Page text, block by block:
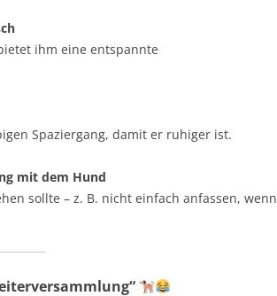
ihm eine entspannte
Spaziergang, damit er ruhiger ist.
mit dem Hund
sollte – z. B. nicht einfach anfassen, wenn